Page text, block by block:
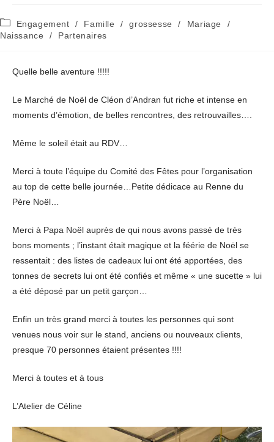
Post
category:
Engagement / Famille / grossesse / Mariage
/
Naissance
/ Partenaires
Quelle belle aventure !!!!!
Le Marché de Noël de Cléon d’Andran fut riche et intense en
moments d’émotion, de belles rencontres, des retrouvailles….
Même le soleil était au RDV…
Merci à toute l’équipe du Comité des Fêtes pour l’organisation
au top de cette belle journée…Petite dédicace au Renne du
Père Noël…
Merci à Papa Noël auprès de qui nous avons passé de très
bons moments ; l’instant était magique et la féérie de Noël se
ressentait : des listes de cadeaux lui ont été apportées, des
tonnes de secrets lui ont été confiés et même « une sucette » lui
a été déposé par un petit garçon…
Enfin un très grand merci à toutes les personnes qui sont
venues nous voir sur le stand, anciens ou nouveaux clients,
presque 70 personnes étaient présentes !!!!
Merci à toutes et à tous
L’Atelier de Céline